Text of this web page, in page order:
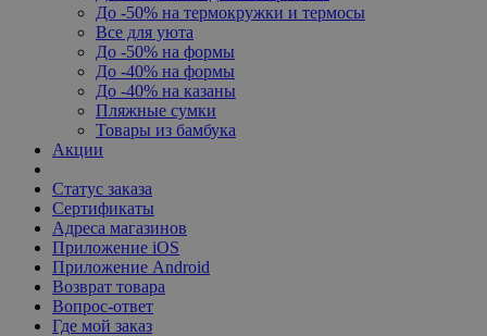
До -50% на термокружки и термосы
Все для уюта
До -50% на формы
До -40% на формы
До -40% на казаны
Пляжные сумки
Товары из бамбука
Акции
Статус заказа
Сертификаты
Адреса магазинов
Приложение iOS
Приложение Android
Возврат товара
Вопрос-ответ
Где мой заказ